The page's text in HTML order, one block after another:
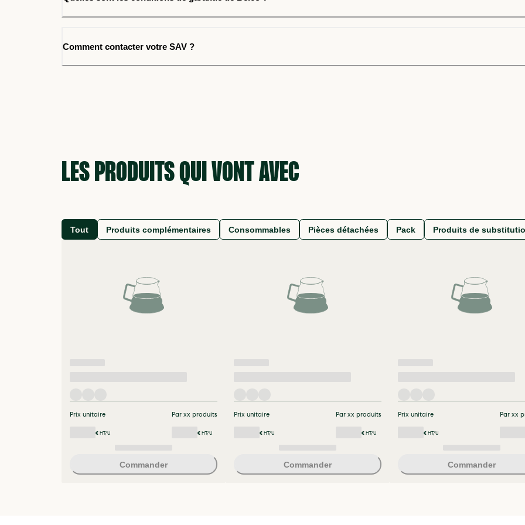
Comment contacter votre SAV ?
LES PRODUITS QUI VONT AVEC
Tout Produits complémentaires Consommables Pièces détachées Pack Produits de
Prix unitaire
€ HT/U
Par xx produits
€ HT/U
Commander
Prix unitaire
€ HT/U
Par xx produits
€ HT/U
Commander
Prix unitaire
€ HT/U
Par xx
Commander